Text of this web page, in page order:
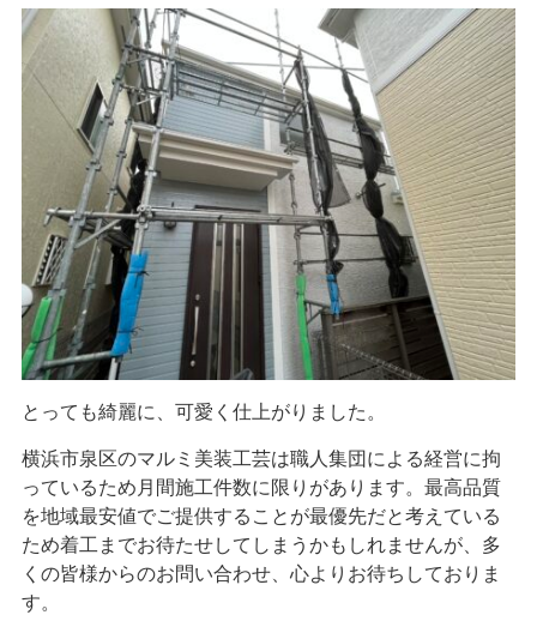
とっても綺麗に、可愛く仕上がりました。
横浜市泉区のマルミ美装工芸は職人集団による経営に拘
っているため月間施工件数に限りがあります。最高品質
を地域最安値でご提供することが最優先だと考えている
ため着工までお待たせしてしまうかもしれませんが、多
くの皆様からのお問い合わせ、心よりお待ちしておりま
す。